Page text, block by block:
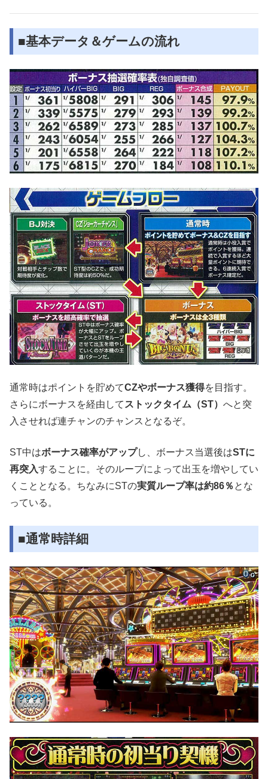
■基本データ＆ゲームの流れ
通常時はポイントを貯めてCZやボーナス獲得を目指す。
さらにボーナスを経由して ストックタイム（ST） へと突
入させれば連チャンのチャンスとなるぞ。
ST中はボーナス確率がアップし、ボーナス当選後はSTに
再突入することに。そのループによって出玉を増やしてい
くこととなる。ちなみにSTの実質ループ率は約86％ とな
っている。
■通常時詳細